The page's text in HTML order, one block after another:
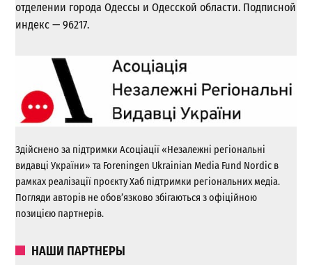
отделении города Одессы и Одесской области. Подписной
индекс — 96217.
Здійснено за підтримки Асоціації «Незалежні регіональні
видавці України» та Foreningen Ukrainian Media Fund Nordic в
рамках реалізації проєкту Хаб підтримки регіональних медіа.
Погляди авторів не обов’язково збігаються з офіційною
позицією партнерів.
НАШИ ПАРТНЕРЫ